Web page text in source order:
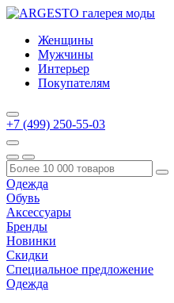
Женщины
Мужчины
Интерьер
Покупателям
+7 (499) 250-55-03
Одежда
Обувь
Аксессуары
Бренды
Новинки
Скидки
Специальное предложение
Одежда